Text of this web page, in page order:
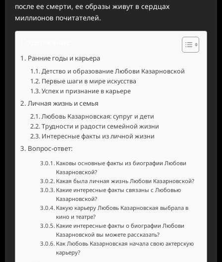
после ее смерти, ее образы живут в сердцах
миллионов почитателей.
Ранние годы и карьера
Детство и образование Любови Казарновской
Первые шаги в мире искусства
Успех и признание в карьере
Личная жизнь и семья
Любовь Казарновская: супруг и дети
Трудности и радости семейной жизни
Интересные факты из личной жизни
Вопрос-ответ:
Каковы основные факты из биографии Любови
Казарновской?
Какая была личная жизнь Любови Казарновской?
Какие интересные факты связаны с Любовью
Казарновской?
Какую карьеру Любовь Казарновская выбрала в
кино и театре?
Какие интересные факты о биографии Любови
Казарновской вы можете рассказать?
Как Любовь Казарновская начала свою актерскую
карьеру?